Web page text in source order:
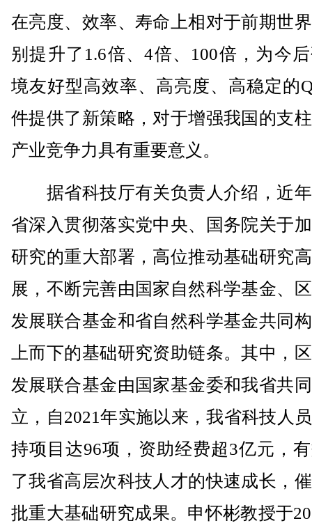
在亮度、效率、寿命上相对于前期世
别提升了1.6倍、4倍、100倍，为今
境友好型高效率、高亮度、高稳定的
件提供了新策略，对于增强我国的支
产业竞争力具有重要意义。
据省科技厅有关负责人介绍，近
省深入贯彻落实党中央、国务院关于
研究的重大部署，高位推动基础研究
展，不断完善由国家自然科学基金、
发展联合基金和省自然科学基金共同
上而下的基础研究资助链条。其中，
发展联合基金由国家基金委和我省共
立，自2021年实施以来，我省科技人
持项目达96项，资助经费超3亿元，
了我省高层次科技人才的快速成长，
批重大基础研究成果。申怀彬教授于